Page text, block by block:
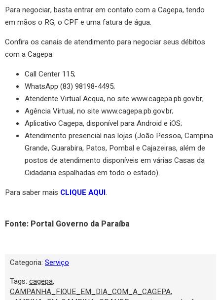
Para negociar, basta entrar em contato com a Cagepa, tendo
em mãos o RG, o CPF e uma fatura de água.
Confira os canais de atendimento para negociar seus débitos
com a Cagepa:
Call Center 115;
WhatsApp (83) 98198-4495;
Atendente Virtual Acqua, no site www.cagepa.pb.gov.br;
Agência Virtual, no site www.cagepa.pb.gov.br;
Aplicativo Cagepa, disponível para Android e iOS;
Atendimento presencial nas lojas (João Pessoa, Campina
Grande, Guarabira, Patos, Pombal e Cajazeiras, além de
postos de atendimento disponíveis em várias Casas da
Cidadania espalhadas em todo o estado).
Para saber mais CLIQUE AQUI.
Fonte: Portal Governo da Paraíba
Categoria: Serviço
Tags: cagepa,
CAMPANHA_FIQUE_EM_DIA_COM_A_CAGEPA,